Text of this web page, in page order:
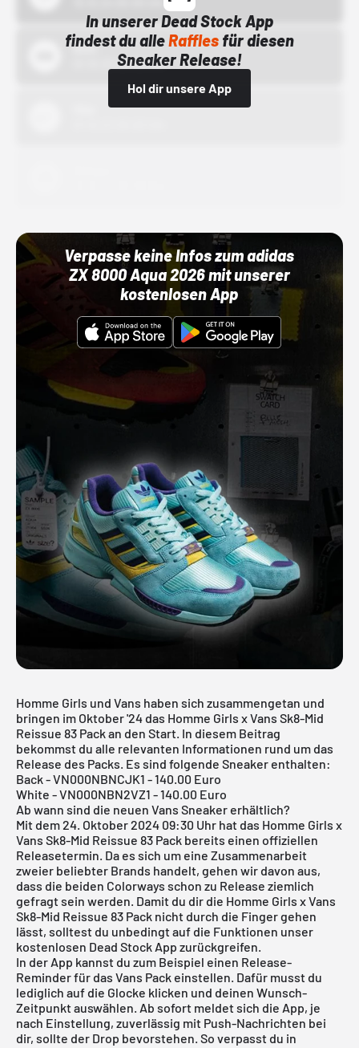
In unserer Dead Stock App
findest du alleRafflesfür diesen
Sneaker Release!
Hol dir unsere App
Bstn
01.10.22 00:00 Uhr
Verpasse keine Infos zum adidas
ZX 8000 Aqua 2026 mit unserer
kostenlosen App
Homme Girls und Vans haben sich zusammengetan und
bringen im Oktober '24 das Homme Girls x Vans Sk8-Mid
Reissue 83 Pack an den Start. In diesem Beitrag
bekommst du alle relevanten Informationen rund um das
Release des Packs. Es sind folgende Sneaker enthalten:
Back - VN000NBNCJK1 - 140.00 Euro
White - VN000NBN2VZ1 - 140.00 Euro
Ab wann sind die neuen Vans Sneaker erhältlich?
Mit dem 24. Oktober 2024 09:30 Uhr hat das Homme Girls x
Vans Sk8-Mid Reissue 83 Pack bereits einen offiziellen
Releasetermin. Da es sich um eine Zusammenarbeit
zweier beliebter Brands handelt, gehen wir davon aus,
dass die beiden Colorways schon zu Release ziemlich
gefragt sein werden. Damit du dir die Homme Girls x Vans
Sk8-Mid Reissue 83 Pack nicht durch die Finger gehen
lässt, solltest du unbedingt auf die Funktionen unser
kostenlosen Dead Stock App zurückgreifen.
In der App kannst du zum Beispiel einen Release-
Reminder für das Vans Pack einstellen. Dafür musst du
lediglich auf die Glocke klicken und deinen Wunsch-
Zeitpunkt auswählen. Ab sofort meldet sich die App, je
nach Einstellung, zuverlässig mit Push-Nachrichten bei
dir, sollte der Drop bevorstehen. So verpasst du in